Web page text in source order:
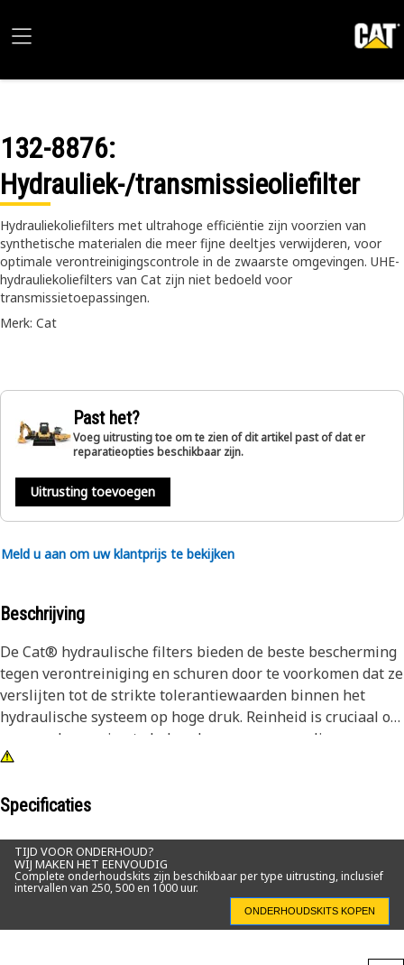
132-8876:
Hydrauliek-/transmissieoliefilter
Hydrauliekoliefilters met ultrahoge efficiëntie zijn voorzien van
synthetische materialen die meer fijne deeltjes verwijderen, voor
optimale verontreinigingscontrole in de zwaarste omgevingen. UHE-
hydrauliekoliefilters van Cat zijn niet bedoeld voor
transmissietoepassingen.
Merk: Cat
Past het?
Voeg uitrusting toe om te zien of dit artikel past of dat er
reparatieopties beschikbaar zijn.
Uitrusting toevoegen
Meld u aan om uw klantprijs te bekijken
Beschrijving
De Cat® hydraulische filters bieden de beste bescherming
tegen verontreiniging en schuren door te voorkomen dat ze
verslijten tot de strikte tolerantiewaarden binnen het
hydraulische systeem op hoge druk. Reinheid is cruciaal om
een goede smering te behouden van uw gevoelige
hydraulische inrichting.
Specificaties
TIJD VOOR ONDERHOUD?
WIJ MAKEN HET EENVOUDIG
Complete onderhoudskits zijn beschikbaar per type uitrusting, inclusief
intervallen van 250, 500 en 1000 uur.
ONDERHOUDSKITS KOPEN